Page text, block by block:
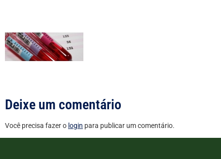
Deixe um comentário
Você precisa fazer o login para publicar um comentário.